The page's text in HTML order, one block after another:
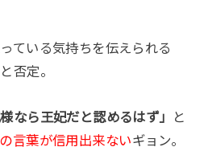
ている気持ちを伝えられる
否定。
様なら王妃だと認めるはず」
と
言葉が信用出来ないギョン。